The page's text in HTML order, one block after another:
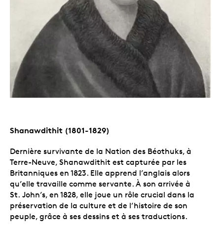
Shanawdithit (1801-1829)
Dernière survivante de la Nation des Béothuks, à
Terre-Neuve, Shanawdithit est capturée par les
Britanniques en 1823. Elle apprend l’anglais alors
qu’elle travaille comme servante. À son arrivée à
St. John’s, en 1828, elle joue un rôle crucial dans la
préservation de la culture et de l’histoire de son
peuple, grâce à ses dessins et à ses traductions.